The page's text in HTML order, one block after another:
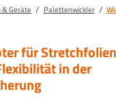
& Geräte / Palettenwickler /
für
in der